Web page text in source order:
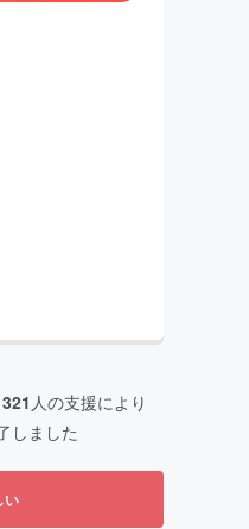
321 人の支援により
しました
い